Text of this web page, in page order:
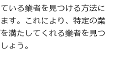
いる業者を見つける方法に
す。これにより、特定の業
満たしてくれる業者を見つ
ょう。